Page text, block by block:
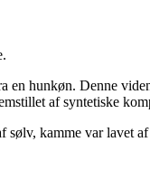
hunkøn. Denne
af syntetiske
kamme var lavet